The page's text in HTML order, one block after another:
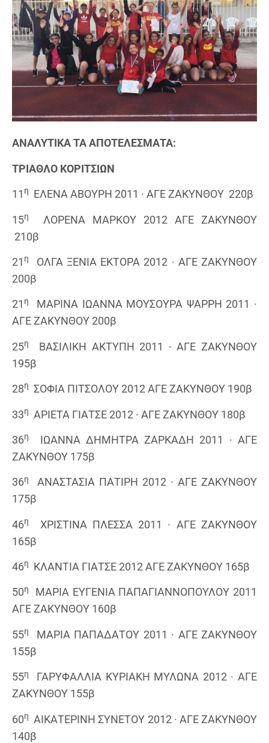
ΑΝΑΛΥΤΙΚΑ ΤΑ ΑΠΟΤΕΛΕΣΜΑΤΑ:
ΤΡΙΑΘΛΟ ΚΟΡΙΤΣΙΩΝ
11 η ΕΛΕΝΑ ΑΒΟΥΡΗ 2011 · ΑΓΕ ΖΑΚΥΝΘΟΥ 220β
15η
ΛΟΡΕΝΑ ΜΑΡΚΟΥ 2012 ΑΓΕ ΖΑΚΥΝΘΟΥ
210β
21 η
ΟΛΓΑ ΞΕΝΙΑ ΕΚΤΟΡΑ 2012 · ΑΓΕ ΖΑΚΥΝΘΟΥ
200β
21 η
ΜΑΡΙΝΑ ΙΩΑΝΝΑ ΜΟΥΣΟΥΡΑ ΨΑΡΡΗ 2011 ·
ΑΓΕ ΖΑΚΥΝΘΟΥ 200β
25η
ΒΑΣΙΛΙΚΗ ΑΚΤΥΠΗ 2011 · ΑΓΕ ΖΑΚΥΝΘΟΥ
195β
28η ΣΟΦΙΑ ΠΙΤΣΟΛΟΥ 2012 ΑΓΕ ΖΑΚΥΝΘΟΥ 190β
33η ΑΡΙΕΤΑ ΓΙΑΤΣΕ 2012 · ΑΓΕ ΖΑΚΥΝΘΟΥ 180β
36η
ΙΩΑΝΝΑ ΔΗΜΗΤΡΑ ΖΑΡΚΑΔΗ 2011 · ΑΓΕ
ΖΑΚΥΝΘΟΥ 175β
36η
ΑΝΑΣΤΑΣΙΑ ΠΑΤΙΡΗ 2012 · ΑΓΕ ΖΑΚΥΝΘΟΥ
175β
46η
ΧΡΙΣΤΙΝΑ ΠΛΕΣΣΑ 2011 · ΑΓΕ ΖΑΚΥΝΘΟΥ
165β
46η ΚΛΑΝΤΙΑ ΓΙΑΤΣΕ 2012 ΑΓΕ ΖΑΚΥΝΘΟΥ 165β
50η
ΜΑΡΙΑ ΕΥΓΕΝΙΑ ΠΑΠΑΓΙΑΝΝΟΠΟΥΛΟΥ 2011
ΑΓΕ ΖΑΚΥΝΘΟΥ 160β
55η
ΜΑΡΙΑ ΠΑΠΑΔΑΤΟΥ 2011 · ΑΓΕ ΖΑΚΥΝΘΟΥ
155β
55η
ΓΑΡΥΦΑΛΛΙΑ ΚΥΡΙΑΚΗ ΜΥΛΩΝΑ 2012 · ΑΓΕ
ΖΑΚΥΝΘΟΥ 155β
60η ΑΙΚΑΤΕΡΙΝΗ ΣΥΝΕΤΟΥ 2012 · ΑΓΕ ΖΑΚΥΝΘΟΥ
140β